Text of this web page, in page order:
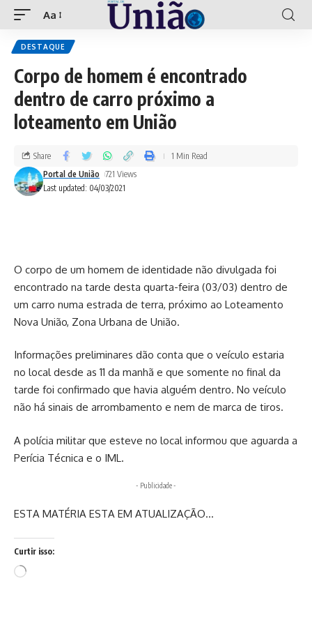
Aa
DESTAQUE
Corpo de homem é encontrado
dentro de carro próximo a
loteamento em União
Last updated: 04/03/2021
Portal de União 721 Views
Share 1 Min Read
O corpo de um homem de identidade não divulgada foi
encontrado na tarde desta quarta-feira (03/03) dentro de
um carro numa estrada de terra, próximo ao Loteamento
Nova União, Zona Urbana de União.
Informações preliminares dão conta que o veículo estaria
no local desde as 11 da manhã e que somente no final da
tarde foi confirmado que havia alguém dentro. No veículo
não há sinais de arrombamento e nem de marca de tiros.
A polícia militar que esteve no local informou que aguarda a
Perícia Técnica e o IML.
- Publicidade -
ESTA MATÉRIA ESTA EM ATUALIZAÇÃO…
Curtir isso:
Carregando...